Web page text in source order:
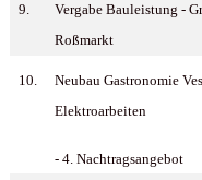
9.
Vergabe Bauleistung -
Roßmarkt
10.
Neubau Gastronomie
Elektroarbeiten
- 4. Nachtragsangebot